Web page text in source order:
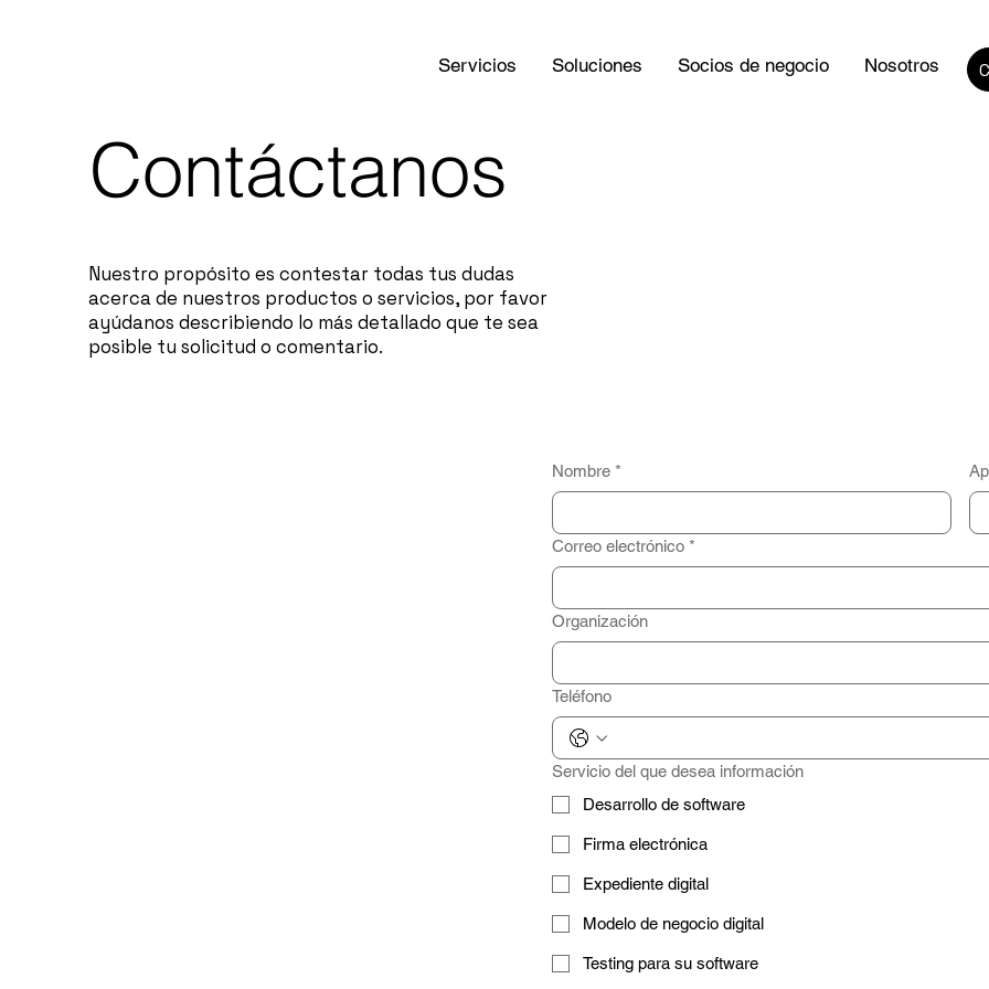
Servicios Soluciones Socios de negocio Nosotros
Contáctanos
Nuestro propósito es contestar todas tus dudas
acerca de nuestros productos o servicios, por favor
ayúdanos describiendo lo más detallado que te sea
posible tu solicitud o comentario.
Nombre *
Correo electrónico *
Organización
Teléfono
Servicio del que desea información
Desarrollo de software
Firma electrónica
Expediente digital
Modelo de negocio digital
Testing para su software